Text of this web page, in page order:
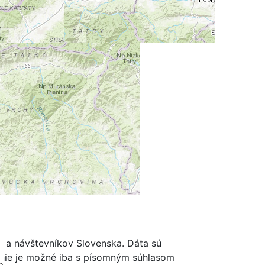
návštevníkov Slovenska. Dáta sú
je možné iba s písomným súhlasom